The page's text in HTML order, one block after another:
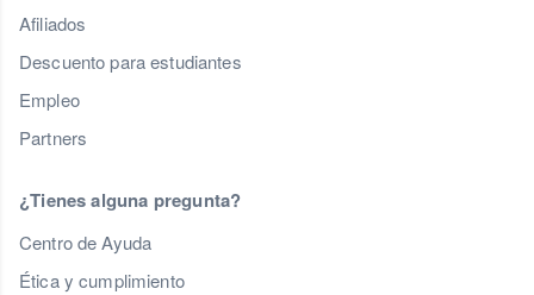
Afiliados
Descuento para estudiantes
Empleo
Partners
¿Tienes alguna pregunta?
Centro de Ayuda
Ética y cumplimiento